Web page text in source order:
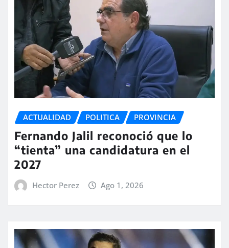
ACTUALIDAD POLITICA PROVINCIA
Fernando Jalil reconoció que lo
“tienta” una candidatura en el
2027
Hector Perez Ago 1, 2026